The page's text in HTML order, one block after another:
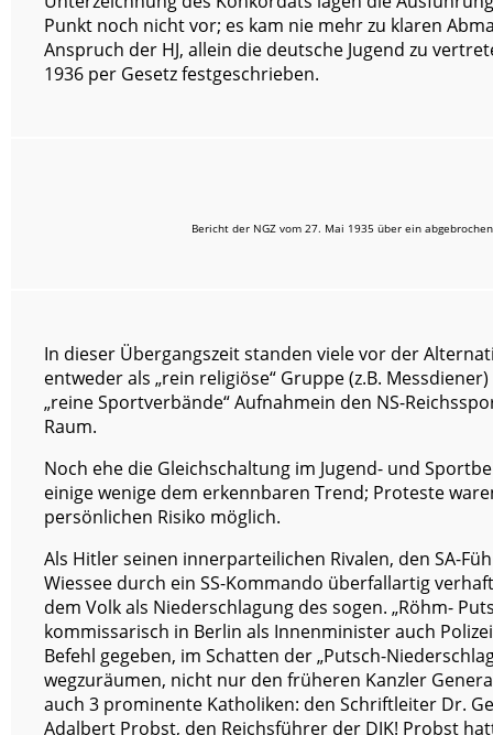
Punkt noch nicht vor; es kam nie mehr zu klaren
Anspruch der HJ, allein die deutsche Jugend zu
1936 per Gesetz festgeschrieben.
Bericht der NGZ vom 27. Mai 1935 über ein
In dieser Übergangszeit standen viele vor der
entweder als „rein religiöse“ Gruppe (z.B.
„reine Sportverbände“ Aufnahmein den NS-
Raum.
Noch ehe die Gleichschaltung im Jugend- und
einige wenige dem erkennbaren Trend; Proteste
persönlichen Risiko möglich.
Als Hitler seinen innerparteilichen Rivalen, den SA-
Wiessee durch ein SS-Kommando überfallartig
dem Volk als Niederschlagung des sogen. „Röhm-
kommissarisch in Berlin als Innenminister auch
Befehl gegeben, im Schatten der „Putsch-
wegzuräumen, nicht nur den früheren Kanzler
auch 3 prominente Katholiken: den Schriftleiter Dr.
Adalbert Probst, den Reichsführer der DJK! Probst